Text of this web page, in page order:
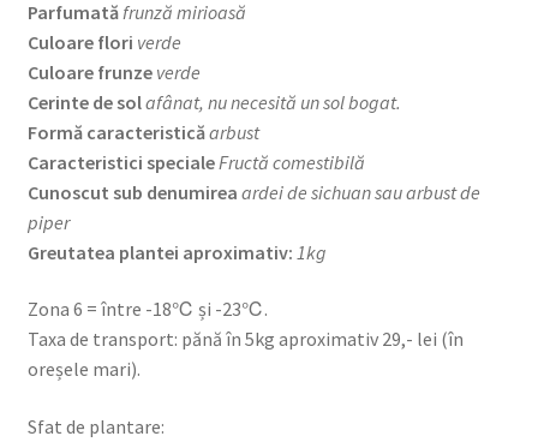
Parfumată frunză mirioasă
Culoare flori verde
Culoare frunze verde
Cerinte de solafânat, nu necesită un sol bogat.
Formă caracteristicăarbust
Caracteristici speciale Fructă comestibilă
Cunoscut sub denumirea ardei de sichuan sau arbust de
piper
Greutatea plantei aproximativ: 1kg
Zona 6 = între -18℃ și -23℃.
Taxa de transport: pănă în 5kg aproximativ 29,- lei (în
oreșele mari).
Sfat de plantare: